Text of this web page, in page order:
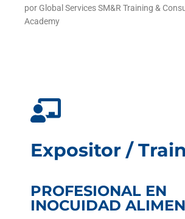
por Global Services SM&R Training &
Academy
Expositor /
PROFESIONAL EN
INOCUIDAD